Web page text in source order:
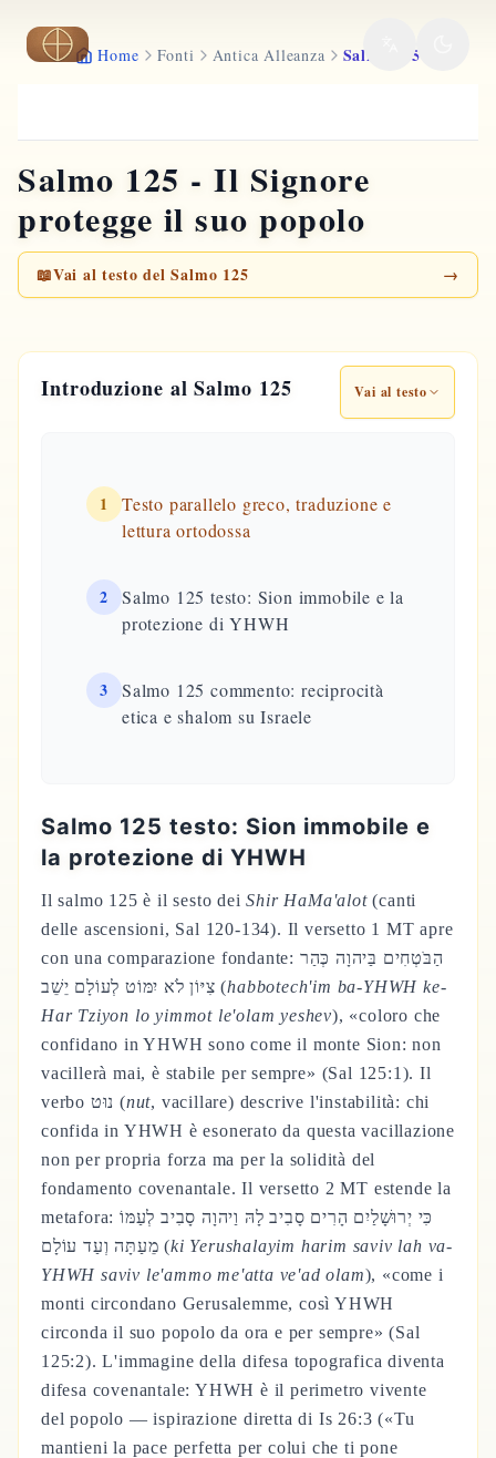
Vai al contenuto principale
Home Fonti Antica Alleanza Salmo 125
Salmo 125 - Il Signore
protegge il suo popolo
📖Vai al testo del Salmo 125 →
Introduzione al Salmo 125 Vai al testo
1
Testo parallelo greco, traduzione e
lettura ortodossa
2
Salmo 125 testo: Sion immobile e la
protezione di YHWH
3
Salmo 125 commento: reciprocità
etica e shalom su Israele
Salmo 125 testo: Sion immobile e
la protezione di YHWH
Il salmo 125 è il sesto deiShir HaMa'alot(canti
delle ascensioni, Sal 120-134). Il versetto 1 MT apre
con una comparazione fondante: הַבֹּטְחִים בַּיהוָה כְּהַר
צִיּוֹן לֹא יִמּוֹט לְעוֹלָם יֵשֵׁב (habbotech'im ba-YHWH ke-
Har Tziyon lo yimmot le'olam yeshev), «coloro che
confidano in YHWH sono come il monte Sion: non
vacillerà mai, è stabile per sempre» (Sal 125:1). Il
verbo נוּט (nut, vacillare) descrive l'instabilità: chi
confida in YHWH è esonerato da questa vacillazione
non per propria forza ma per la solidità del
fondamento covenantale. Il versetto 2 MT estende la
metafora: כִּי יְרוּשָׁלַיִם הָרִים סָבִיב לָהּ וַיהוָה סָבִיב לְעַמּוֹ
מֵעַתָּה וְעַד עוֹלָם (ki Yerushalayim harim saviv lah va-
YHWH saviv le'ammo me'atta ve'ad olam), «come i
monti circondano Gerusalemme, così YHWH
circonda il suo popolo da ora e per sempre» (Sal
125:2). L'immagine della difesa topografica diventa
difesa covenantale: YHWH è il perimetro vivente
del popolo — ispirazione diretta di Is 26:3 («Tu
mantieni la pace perfetta per colui che ti pone